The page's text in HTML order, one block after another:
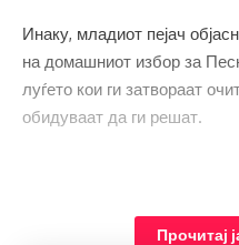
Инаку, младиот пејач
на домашниот избор за
луѓето кои ги затвораат
обидуваат да ги решат.
Прочитај